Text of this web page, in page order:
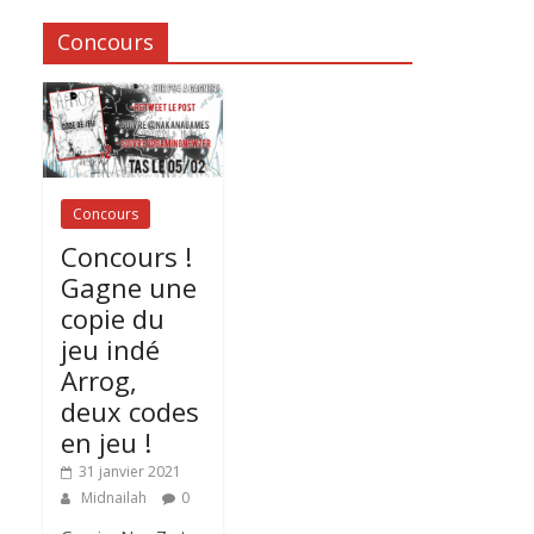
Concours
Concours
Concours !
Gagne une
copie du
jeu indé
Arrog,
deux codes
en jeu !
31 janvier 2021
Midnailah
0